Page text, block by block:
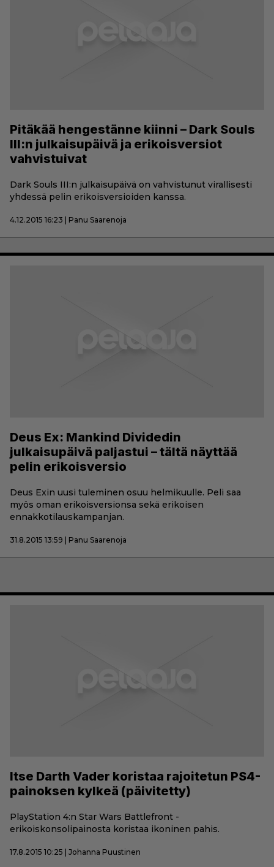
Pitäkää hengestänne kiinni – Dark Souls
III:n julkaisupäivä ja erikoisversiot
vahvistuivat
Dark Souls III:n julkaisupäivä on vahvistunut virallisesti
yhdessä pelin erikoisversioiden kanssa.
4.12.2015 16:23 | Panu Saarenoja
Deus Ex: Mankind Dividedin
julkaisupäivä paljastui – tältä näyttää
pelin erikoisversio
Deus Exin uusi tuleminen osuu helmikuulle. Peli saa
myös oman erikoisversionsa sekä erikoisen
ennakkotilauskampanjan.
31.8.2015 13:59 | Panu Saarenoja
Itse Darth Vader koristaa rajoitetun PS4-
painoksen kylkeä (päivitetty)
PlayStation 4:n Star Wars Battlefront -
erikoiskonsolipainosta koristaa ikoninen pahis.
17.8.2015 10:25 | Johanna Puustinen